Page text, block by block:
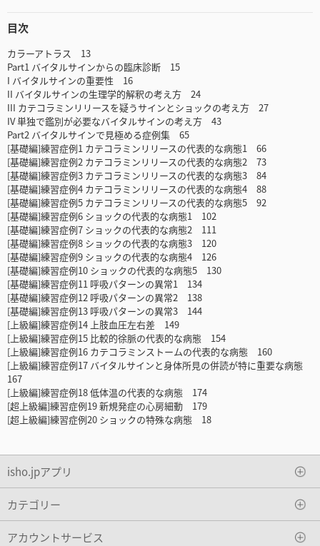
目次
カラーアトラス 13
Part1 バイタルサインからの臨床診断 15
I バイタルサインの重要性 16
II バイタルサインの生理学的解釈の考え方 24
III カテコラミンリリースを疑うサインとショックの考え方 27
IV 単独で鑑別が必要なバイタルサインの考え方 43
Part2 バイタルサインで見極める症例集 65
[基礎編]練習症例1 カテコラミンリリースの代表的な病態1 66
[基礎編]練習症例2 カテコラミンリリースの代表的な病態2 73
[基礎編]練習症例3 カテコラミンリリースの代表的な病態3 84
[基礎編]練習症例4 カテコラミンリリースの代表的な病態4 88
[基礎編]練習症例5 カテコラミンリリースの代表的な病態5 92
[基礎編]練習症例6 ショックの代表的な病態1 102
[基礎編]練習症例7 ショックの代表的な病態2 111
[基礎編]練習症例8 ショックの代表的な病態3 120
[基礎編]練習症例9 ショックの代表的な病態4 126
[基礎編]練習症例10 ショックの代表的な病態5 130
[基礎編]練習症例11 呼吸パターンの異常1 134
[基礎編]練習症例12 呼吸パターンの異常2 138
[基礎編]練習症例13 呼吸パターンの異常3 144
[上級編]練習症例14 上肢血圧左右差 149
[上級編]練習症例15 比較的徐脈の代表的な病態 154
[上級編]練習症例16 カテコラミンストームの代表的な病態 160
[上級編]練習症例17 バイタルサインと身体所見の併読が特に重要な病態
167
[上級編]練習症例18 低体温の代表的な病態 174
[超上級編]練習症例19 新規発症の心房細動 179
[超上級編]練習症例20 ショックの特殊な病態 18
isho.jpアプリ
カテゴリー
アカウントサービス